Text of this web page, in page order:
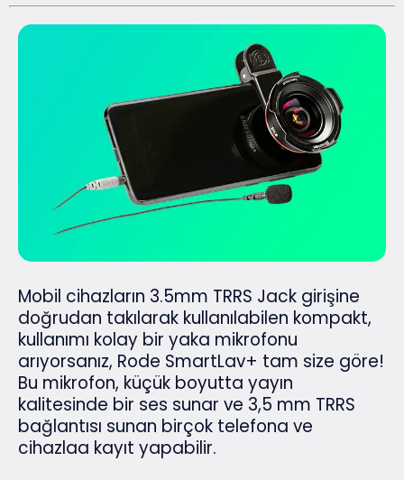
Mobil cihazların 3.5mm TRRS Jack girişine
doğrudan takılarak kullanılabilen kompakt,
kullanımı kolay bir yaka mikrofonu
arıyorsanız, Rode SmartLav+ tam size göre!
Bu mikrofon, küçük boyutta yayın
kalitesinde bir ses sunar ve 3,5 mm TRRS
bağlantısı sunan birçok telefona ve
cihazlaa kayıt yapabilir.